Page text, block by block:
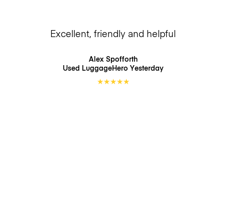
Excellent, friendly and helpful
Alex Spofforth
Used LuggageHero Yesterday
★★★★★